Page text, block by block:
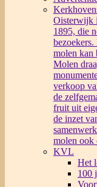
Oisterwijk
1895, die
molen kan
Molen
verkoop
de
fruit uit
de inzet
molen ook
KVL
Het
100